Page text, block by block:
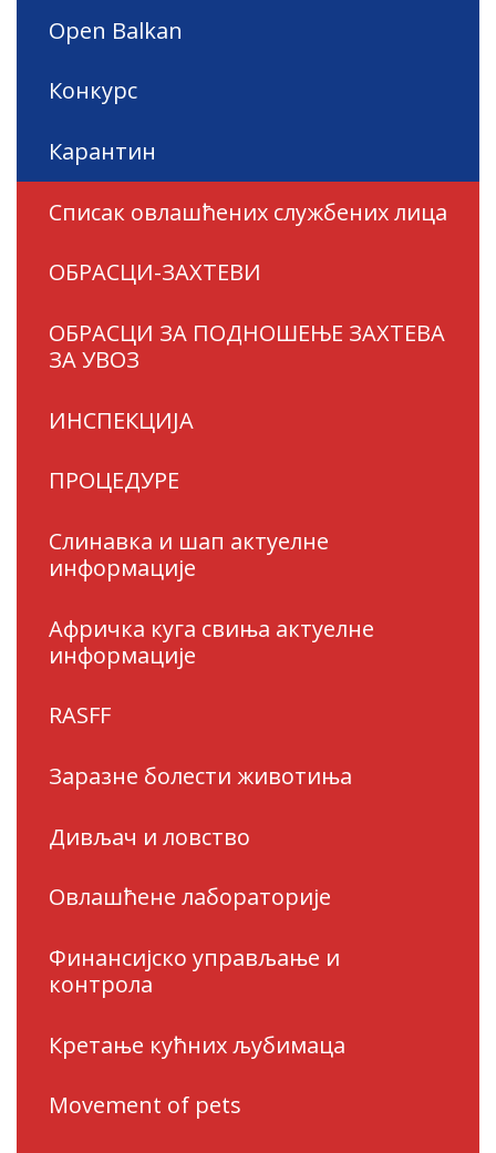
Open Balkan
Конкурс
Карантин
Списак овлашћених службених лица
ОБРАСЦИ-ЗАХТЕВИ
ОБРАСЦИ ЗА ПОДНОШЕЊЕ ЗАХТЕВА
ЗА УВОЗ
ИНСПЕКЦИЈА
ПРОЦЕДУРЕ
Слинавка и шап актуелне
информације
Афричка куга свиња актуелне
информације
RASFF
Заразне болести животиња
Дивљач и ловство
Овлашћене лабораторије
Финансијско управљање и
контрола
Кретање кућних љубимаца
Movement of pets